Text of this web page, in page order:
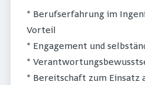
* Berufserfahrung im
Vorteil
* Engagement und
*
* Bereitschaft zum Einsatz